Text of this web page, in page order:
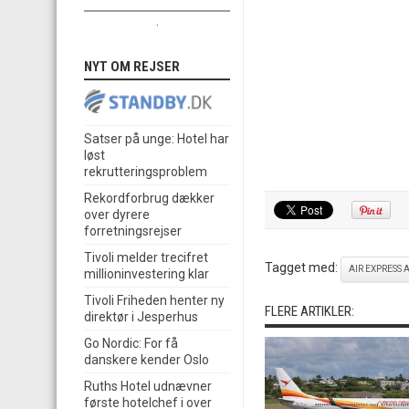
Tagget med: AIR EXPRESS
FLERE ARTIKLER:
NYT OM REJSER
Satser på unge: Hotel har
løst
rekrutteringsproblem
Rekordforbrug dækker
over dyrere
forretningsrejser
Tivoli melder trecifret
millioninvestering klar
Tivoli Friheden henter ny
direktør i Jesperhus
Go Nordic: For få
danskere kender Oslo
Ruths Hotel udnævner
første hotelchef i over